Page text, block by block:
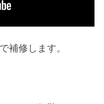
補修します。